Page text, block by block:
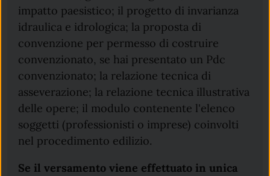
impatto paesistico; il progetto di invarianza
idraulica e idrologica; la proposta di
convenzione per permesso di costruire
convenzionato, se hai presentato un Pdc
convenzionato; la relazione tecnica di
asseverazione; la relazione tecnica illustrativa
delle opere; il modulo contenente l'elenco
soggetti (professionisti o imprese) coinvolti
nel procedimento edilizio.
Se il versamento viene effettuato in unica